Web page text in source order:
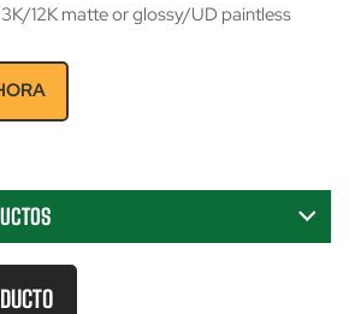
12K matte or glossy/UD paintless